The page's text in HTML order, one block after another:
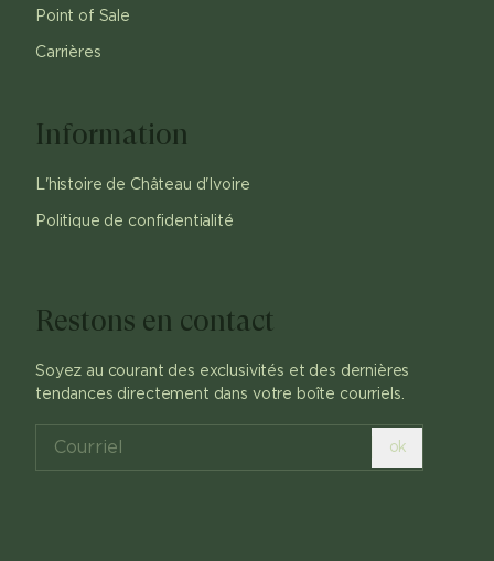
Point of Sale
Carrières
Information
L'histoire de Château d'Ivoire
Politique de confidentialité
Restons en contact
Soyez au courant des exclusivités et des dernières
tendances directement dans votre boîte courriels.
ok